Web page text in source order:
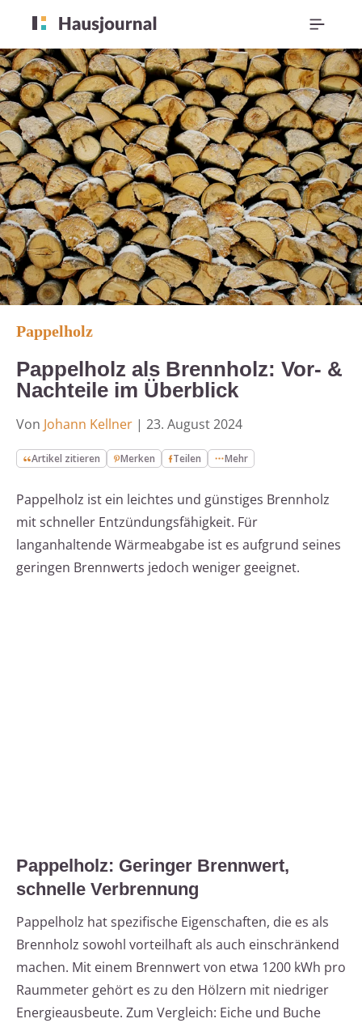
Pappelholz
Pappelholz als Brennholz: Vor- &
Nachteile im Überblick
Von Johann Kellner | 23. August 2024
Artikel zitieren Merken Teilen Mehr
Pappelholz ist ein leichtes und günstiges Brennholz
mit schneller Entzündungsfähigkeit. Für
langanhaltende Wärmeabgabe ist es aufgrund seines
geringen Brennwerts jedoch weniger geeignet.
Pappelholz: Geringer Brennwert,
schnelle Verbrennung
Pappelholz hat spezifische Eigenschaften, die es als
Brennholz sowohl vorteilhaft als auch einschränkend
machen. Mit einem Brennwert von etwa 1200 kWh pro
Raummeter gehört es zu den Hölzern mit niedriger
Energieausbeute. Zum Vergleich: Eiche und Buche